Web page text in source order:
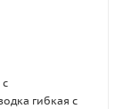
с
гибкая с